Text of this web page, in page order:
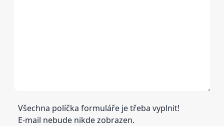
Všechna políčka formuláře je třeba vyplnit!
E-mail nebude nikde zobrazen.